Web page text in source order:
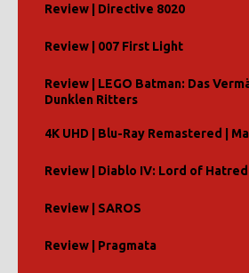
Review | Directive 8020
Review | 007 First Light
Review | LEGO Batman: Das
Dunklen Ritters
4K UHD | Blu-Ray Remastered |
Review | Diablo IV: Lord of Hatred
Review | SAROS
Review | Pragmata